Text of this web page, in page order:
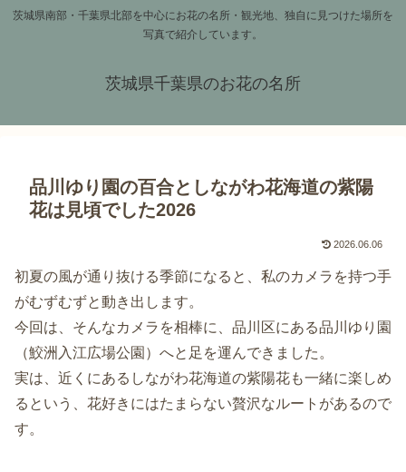
茨城県南部・千葉県北部を中心にお花の名所・観光地、独自に見つけた場所を
写真で紹介しています。
茨城県千葉県のお花の名所
品川ゆり園の百合としながわ花海道の紫陽
花は見頃でした2026
2026.06.06
初夏の風が通り抜ける季節になると、私のカメラを持つ手
がむずむずと動き出します。
今回は、そんなカメラを相棒に、品川区にある品川ゆり園
（鮫洲入江広場公園）へと足を運んできました。
実は、近くにあるしながわ花海道の紫陽花も一緒に楽しめ
るという、花好きにはたまらない贅沢なルートがあるので
す。